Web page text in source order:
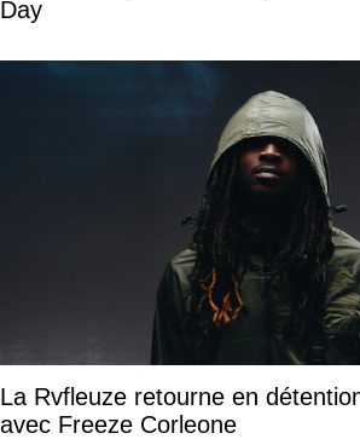
Day
La Rvfleuze retourne en
avec Freeze Corleone